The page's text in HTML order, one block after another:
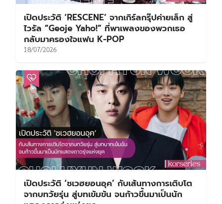
เปิดประวัติ ‘RESCENE’ จากเกิร์ลกรุ๊ปค่ายเล็ก สู่
ไวรัล “Geoje Yaho!” ที่พาเพลงของพวกเธอ
กลับมาครองใจแฟน K-POP
18/07/2026
เปิดประวัติ ‘ชเวฮยอนอุค’ กับเส้นทางการเติบโต
จากบทวัยรุ่น สู่บทเข้มข้น จนก้าวขึ้นมาเป็นนัก